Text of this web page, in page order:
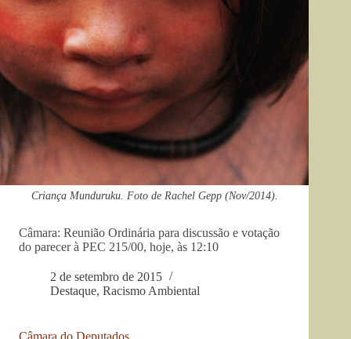
Criança Munduruku. Foto de Rachel Gepp (Nov/2014).
Câmara: Reunião Ordinária para discussão e votação
do parecer à PEC 215/00, hoje, às 12:10
2 de setembro de 2015
Destaque, Racismo Ambiental